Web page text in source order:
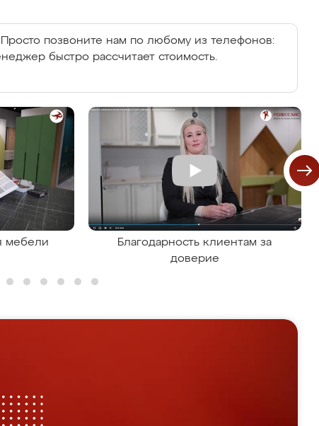
позвоните нам по любому из телефонов:
быстро рассчитает стоимость.
мебели
Благодарность клиентам за
доверие